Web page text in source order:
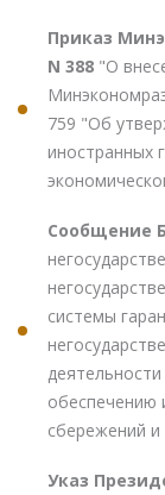
Приказ
N 388 "О
759 "Об
иностранных
Сообщение
системы
обеспечению
сбережений и
Указ